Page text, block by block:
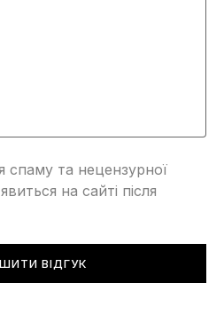
спаму та нецензурної
на сайті після
ВІДГУК